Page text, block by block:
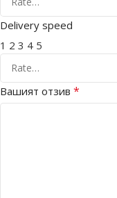
Delivery speed
1 2 3 4 5
Вашият отзив *